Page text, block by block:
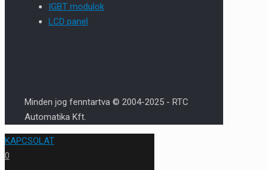
IGBT modulok
LCD panel
Minden jog fenntartva © 2004-2025 - RTC
Automatika Kft.
KAPCSOLAT
0